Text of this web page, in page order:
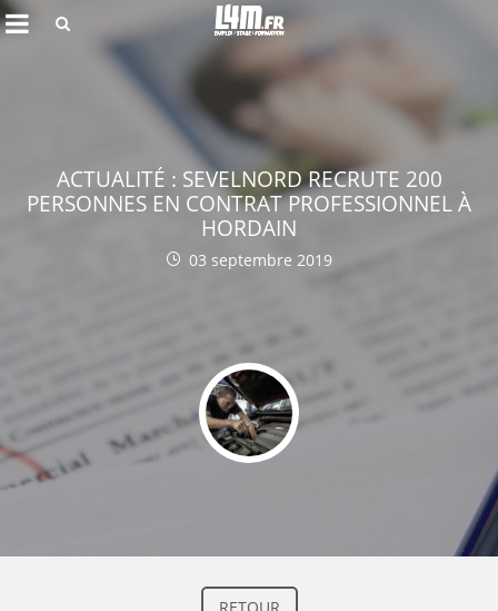
RETOUR
ACTUALITÉ : SEVELNORD RECRUTE 200
PERSONNES EN CONTRAT PROFESSIONNEL À
HORDAIN
03 septembre 2019